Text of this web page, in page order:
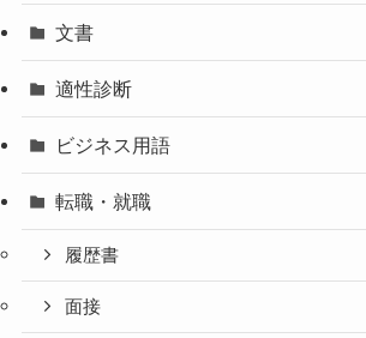
文書
適性診断
ビジネス用語
転職・就職
履歴書
面接